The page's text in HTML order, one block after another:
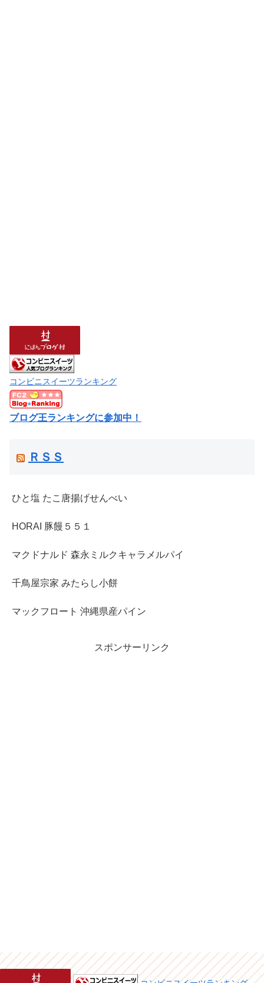
コンビニスイーツランキング
ブログ王ランキングに参加中！
ＲＳＳ
ひと塩 たこ唐揚げせんべい
HORAI 豚饅５５１
マクドナルド 森永ミルクキャラメルパイ
千鳥屋宗家 みたらし小餅
マックフロート 沖縄県産パイン
スポンサーリンク